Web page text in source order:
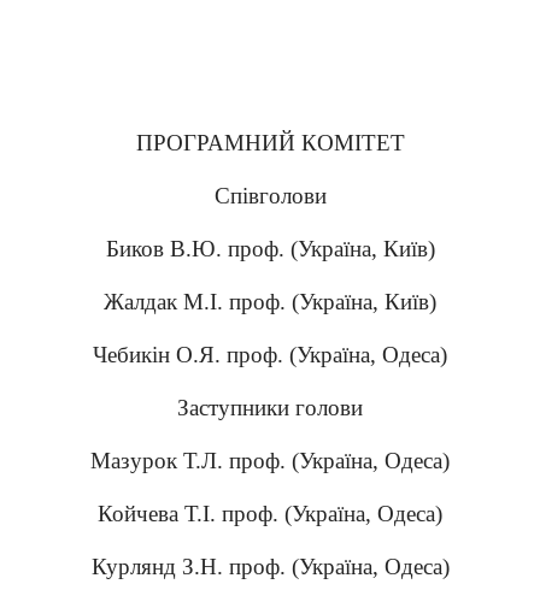
ПРОГРАМНИЙ КОМІТЕТ
Співголови
Биков В.Ю. проф. (Україна, Київ)
Жалдак М.І. проф. (Україна, Київ)
Чебикін О.Я. проф. (Україна, Одеса)
Заступники голови
Мазурок Т.Л. проф. (Україна, Одеса)
Койчева Т.І. проф. (Україна, Одеса)
Курлянд З.Н. проф. (Україна, Одеса)